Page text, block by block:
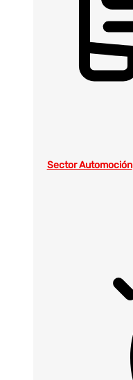
Sector Automoción